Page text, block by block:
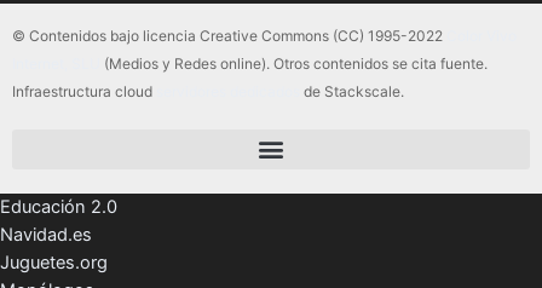
© Contenidos bajo licencia Creative Commons (CC) 1995-2022
(Medios y Redes online). Otros contenidos se cita fuente.
Infraestructura cloud
de Stackscale.
Educación 2.0
Navidad.es
Juguetes.org